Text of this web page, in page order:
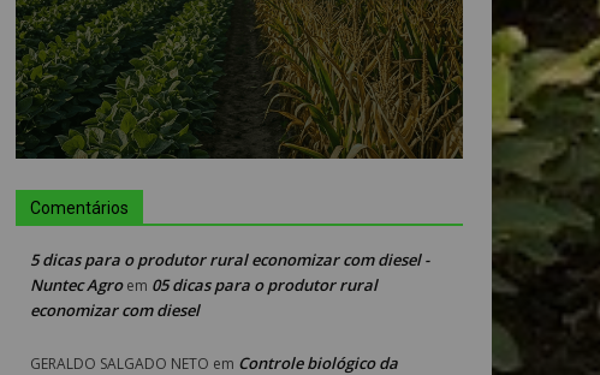
Comentários
5 dicas para o produtor rural economizar com diesel -
Nuntec Agroem 05 dicas para o produtor rural
economizar com diesel
GERALDO SALGADO NETO em Controle biológico da